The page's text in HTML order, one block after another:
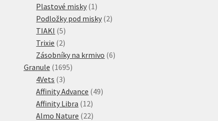
Plastové misky 1 1
produkt
Podložky pod misky 22
TIAKI 55
produktů
Trixie 22
produkty
Zásobníky na krmivo 66
Granule 16951695
4Vets 33
produkty
Affinity Advance 4949
Affinity Libra 1212
produktů
Almo Nature 2222